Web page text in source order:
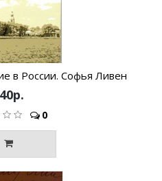
в России. Софья Ливен
0